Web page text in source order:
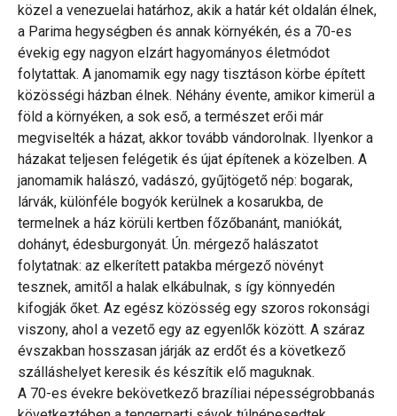
közel a venezuelai határhoz, akik a határ két oldalán élnek,
a Parima hegységben és annak környékén, és a 70-es
évekig egy nagyon elzárt hagyományos életmódot
folytattak. A janomamik egy nagy tisztáson körbe épített
közösségi házban élnek. Néhány évente, amikor kimerül a
föld a környéken, a sok eső, a természet erői már
megviselték a házat, akkor tovább vándorolnak. Ilyenkor a
házakat teljesen felégetik és újat építenek a közelben. A
janomamik halászó, vadászó, gyűjtögető nép: bogarak,
lárvák, különféle bogyók kerülnek a kosarukba, de
termelnek a ház körüli kertben főzőbanánt, maniókát,
dohányt, édesburgonyát. Ún. mérgező halászatot
folytatnak: az elkerített patakba mérgező növényt
tesznek, amitől a halak elkábulnak, s így könnyedén
kifogják őket. Az egész közösség egy szoros rokonsági
viszony, ahol a vezető egy az egyenlők között. A száraz
évszakban hosszasan járják az erdőt és a következő
szálláshelyet keresik és készítik elő maguknak.
A 70-es évekre bekövetkező brazíliai népességrobbanás